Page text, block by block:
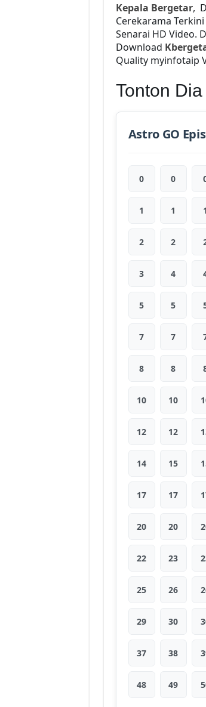
Kepala Bergetar,
Cerekarama Terkini
Senarai HD Video.
Download
Quality myinfotaip
Tonton
Astro GO
0 0
1 1 1
2 2
3 4
5 5
7 7
8 8
10 10
12 12
14 15
17 17
20 20
22 23
25 26
29 30
37 38
48 49